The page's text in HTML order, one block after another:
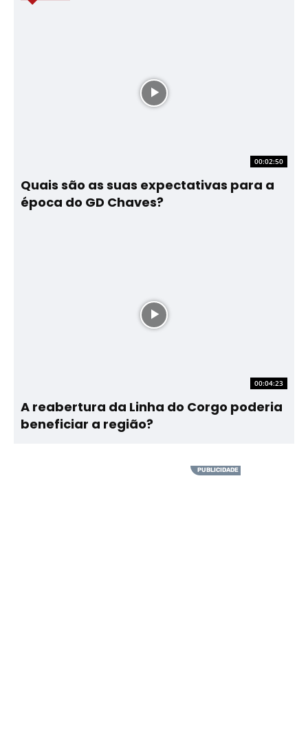
00:02:50
Quais são as suas expectativas para a
época do GD Chaves?
00:04:23
A reabertura da Linha do Corgo poderia
beneficiar a região?